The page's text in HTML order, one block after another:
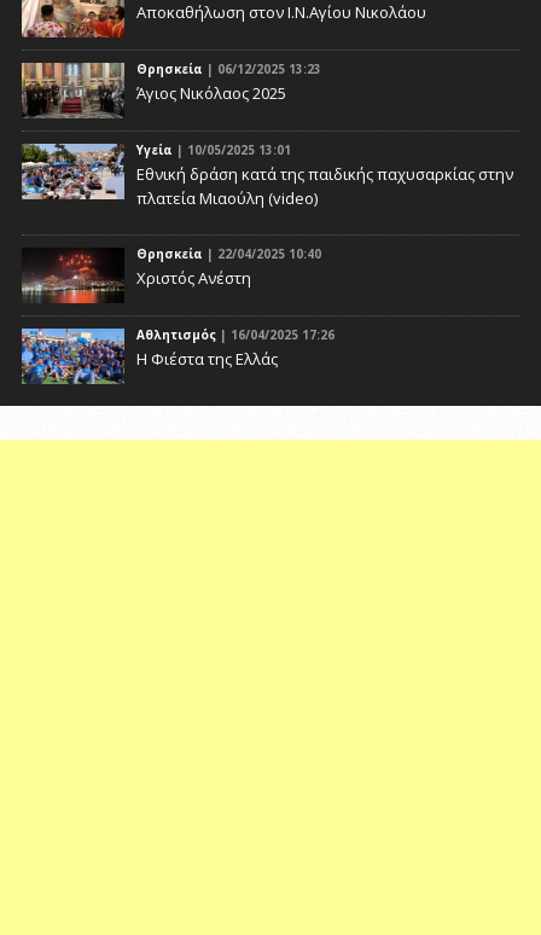
Αποκαθήλωση στον Ι.Ν.Αγίου Νικολάου
Θρησκεία | 06/12/2025 13:23
Άγιος Νικόλαος 2025
Υγεία | 10/05/2025 13:01
Eθνική δράση κατά της παιδικής παχυσαρκίας στην
πλατεία Μιαούλη (video)
Θρησκεία | 22/04/2025 10:40
Χριστός Ανέστη
Αθλητισμός | 16/04/2025 17:26
Η Φιέστα της Ελλάς